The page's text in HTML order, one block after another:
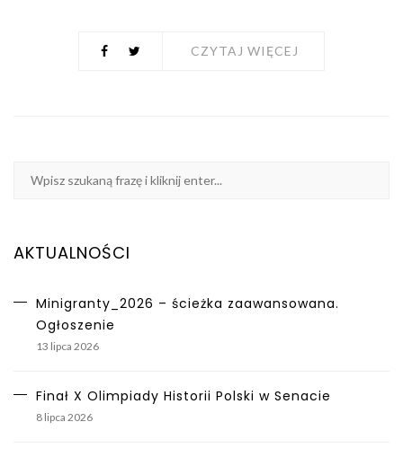
CZYTAJ WIĘCEJ
AKTUALNOŚCI
Minigranty_2026 – ścieżka zaawansowana.
Ogłoszenie
13 lipca 2026
Finał X Olimpiady Historii Polski w Senacie
8 lipca 2026